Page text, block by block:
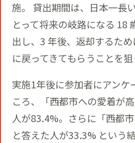
施。 貸出期間は、日本一⻑
とって将来の岐路になる 18
出し、3 年後、返却するた
に戻ってきてもらうことを狙
実施1年後に参加者にアンケ
ころ、「⻄都市への愛着が
人が83.4%。さらに「⻄都市
と答えた人が33.3% という